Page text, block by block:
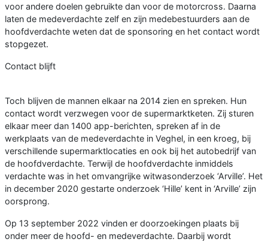
voor andere doelen gebruikte dan voor de motorcross. Daarna
laten de medeverdachte zelf en zijn medebestuurders aan de
hoofdverdachte weten dat de sponsoring en het contact wordt
stopgezet.
Contact blijft
Toch blijven de mannen elkaar na 2014 zien en spreken. Hun
contact wordt verzwegen voor de supermarktketen. Zij sturen
elkaar meer dan 1400 app-berichten, spreken af in de
werkplaats van de medeverdachte in Veghel, in een kroeg, bij
verschillende supermarktlocaties en ook bij het autobedrijf van
de hoofdverdachte. Terwijl de hoofdverdachte inmiddels
verdachte was in het omvangrijke witwasonderzoek ‘Arville’. Het
in december 2020 gestarte onderzoek ‘Hille’ kent in ‘Arville’ zijn
oorsprong.
Op 13 september 2022 vinden er doorzoekingen plaats bij
onder meer de hoofd- en medeverdachte. Daarbij wordt